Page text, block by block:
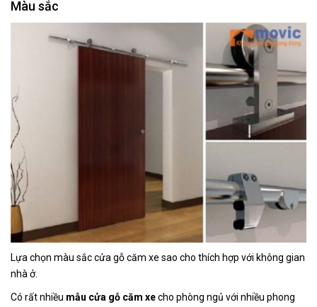
Màu sắc
Lựa chọn màu sắc cửa gỗ căm xe sao cho thích hợp với không gian
nhà ở.
Có rất nhiều mẫu cửa gỗ căm xecho phòng ngủ với nhiều phong